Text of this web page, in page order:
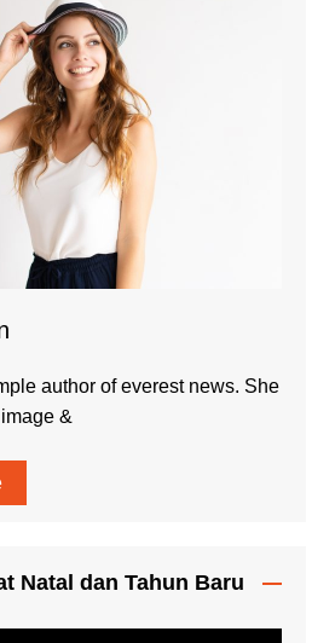
author of everest news. She
&
Natal dan Tahun Baru